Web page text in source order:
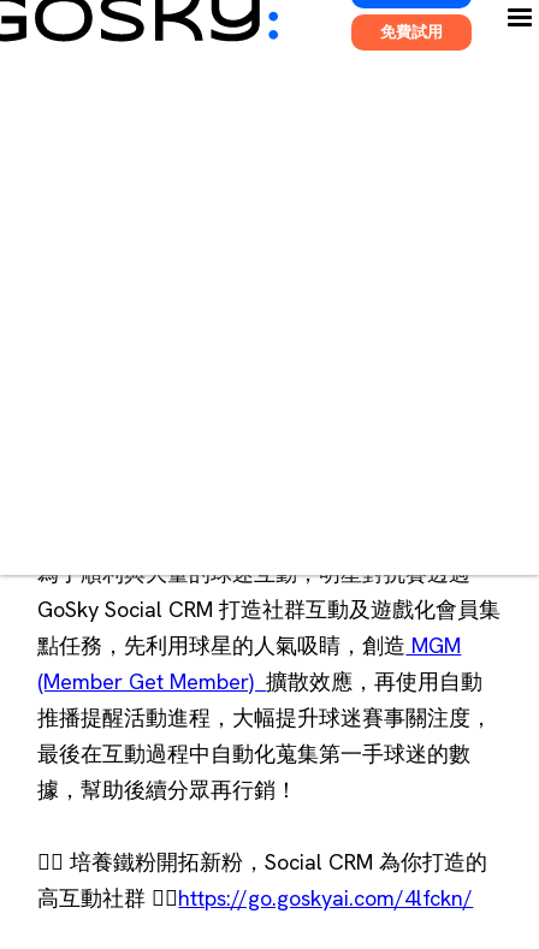
免費試用
為了順利與大量的球迷互動，明星對抗賽透過
GoSky Social CRM 打造社群互動及遊戲化會員集
點任務，先利用球星的人氣吸睛，創造 MGM
(Member Get Member)擴散效應，再使用自動
推播提醒活動進程，大幅提升球迷賽事關注度，
最後在互動過程中自動化蒐集第一手球迷的數
據，幫助後續分眾再行銷！
👉🏻 培養鐵粉開拓新粉，Social CRM 為你打造的
高互動社群 👉🏻https://go.goskyai.com/4lfckn/